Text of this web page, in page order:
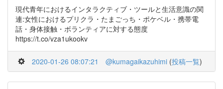
現代青年におけるインタラクティブ・ツールと生活意識の関
連:女性におけるプリクラ・たまごっち・ポケベル・携帯電
話・身体接触・ボランティアに対する態度
https://t.co/vza1ukookv
2020-01-26 08:07:21 @kumagaikazuhimi (投稿一覧)